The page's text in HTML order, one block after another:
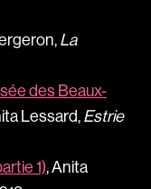
La
des Beaux-
Lessard,Estrie
1), Anita